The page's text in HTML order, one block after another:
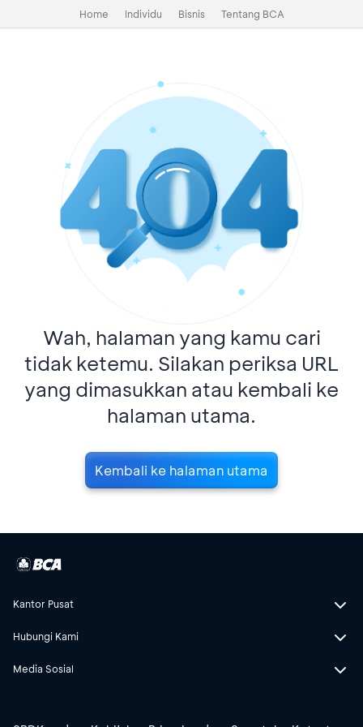
Home Individu Bisnis Tentang BCA
Wah, halaman yang kamu cari
tidak ketemu. Silakan periksa URL
yang dimasukkan atau kembali ke
halaman utama.
Kembali ke halaman utama
Kantor Pusat
Hubungi Kami
Media Sosial